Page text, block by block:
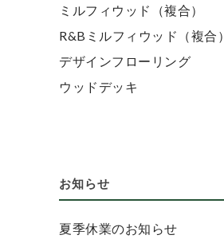
ミルフィウッド（複合）
R&Bミルフィウッド（複合）
デザインフローリング
ウッドデッキ
お知らせ
夏季休業のお知らせ